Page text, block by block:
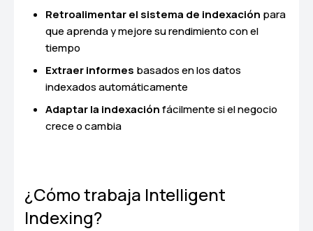
Retroalimentar el sistema de indexación para
que aprenda y mejore su rendimiento con el
tiempo
Extraer informes basados en los datos
indexados automáticamente
Adaptar la indexaciónfácilmente si el negocio
crece o cambia
¿Cómo trabaja Intelligent
Indexing?